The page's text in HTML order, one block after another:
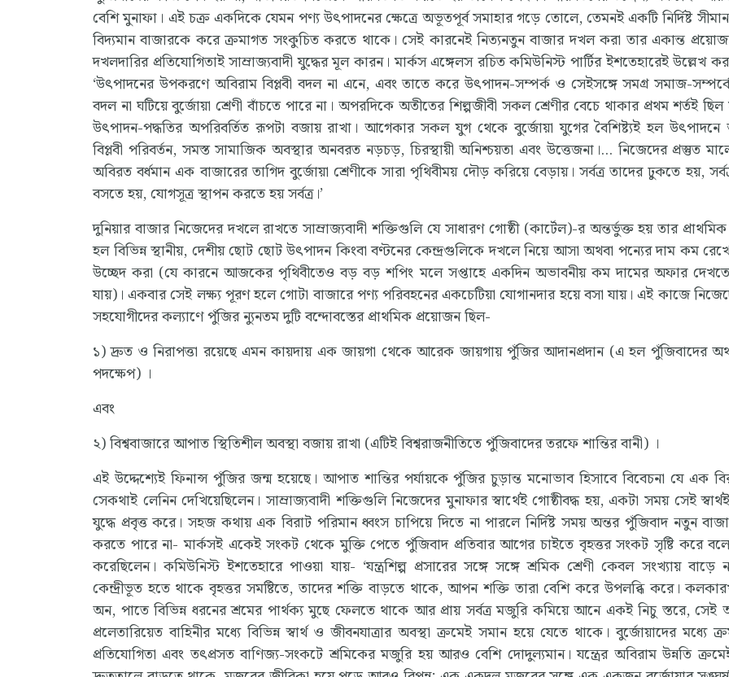
বেশি মুনাফা। এই চক্র একদিকে যেমন পণ্য উৎপাদনের ক্ষেত্রে অভূতপূর্ব সমাহার গড়ে তোলে, তেমনই একটি নির্দিষ্ট
বিদ্যমান বাজারকে করে ক্রমাগত সংকুচিত করতে থাকে। সেই কারনেই নিত্যনতুন বাজার দখল করা তার একান্ত
দখলদারির প্রতিযোগিতাই সাম্রাজ্যবাদী যুদ্ধের মূল কারন। মার্কস এঙ্গেলস রচিত কমিউনিস্ট পার্টির ইশতেহারেই উল্লেখ
‘উৎপাদনের উপকরণে অবিরাম বিপ্লবী বদল না এনে, এবং তাতে করে উৎপাদন-সম্পর্ক ও সেইসঙ্গে সমগ্র সমাজ-সম্পর্কে
বদল না ঘটিয়ে বুর্জোয়া শ্ৰেণী বাঁচতে পারে না। অপরদিকে অতীতের শিল্পজীবী সকল শ্রেণীর বেচে থাকার প্রথম শর্তই
উৎপাদন-পদ্ধতির অপরিবর্তিত রূপটা বজায় রাখা। আগেকার সকল যুগ থেকে বুর্জোয়া যুগের বৈশিষ্ট্যই হল উৎপাদনে
বিপ্লবী পরিবর্তন, সমস্ত সামাজিক অবস্থার অনবরত নড়চড়, চিরস্থায়ী অনিশ্চয়তা এবং উত্তেজনা।... নিজেদের প্রস্তুত
অবিরত বর্ধমান এক বাজারের তাগিদ বুর্জোয়া শ্রেণীকে সারা পৃথিবীময় দৌড় করিয়ে বেড়ায়। সর্বত্র তাদের ঢুকতে হয়,
বসতে হয়, যোগসূত্র স্থাপন করতে হয় সর্বত্র।’
দুনিয়ার বাজার নিজেদের দখলে রাখতে সাম্রাজ্যবাদী শক্তিগুলি যে সাধারণ গোষ্ঠী (কার্টেল)-র অন্তর্ভুক্ত হয় তার
হল বিভিন্ন স্থানীয়, দেশীয় ছোট ছোট উৎপাদন কিংবা বণ্টনের কেন্দ্রগুলিকে দখলে নিয়ে আসা অথবা পন্যের দাম কম
উচ্ছেদ করা (যে কারনে আজকের পৃথিবীতেও বড় বড় শপিং মলে সপ্তাহে একদিন অভাবনীয় কম দামের অফার
যায়)। একবার সেই লক্ষ্য পূরণ হলে গোটা বাজারে পণ্য পরিবহনের একচেটিয়া যোগানদার হয়ে বসা যায়। এই কাজে
সহযোগীদের কল্যাণে পুঁজির ন্যুনতম দুটি বন্দোবস্তের প্রাথমিক প্রয়োজন ছিল-
১) দ্রুত ও নিরাপত্তা রয়েছে এমন কায়দায় এক জায়গা থেকে আরেক জায়গায় পুঁজির আদানপ্রদান (এ হল পুঁজিবাদের
পদক্ষেপ) ।
এবং
২) বিশ্ববাজারে আপাত স্থিতিশীল অবস্থা বজায় রাখা (এটিই বিশ্বরাজনীতিতে পুঁজিবাদের তরফে শান্তির বানী) ।
এই উদ্দেশ্যেই ফিনান্স পুঁজির জন্ম হয়েছে। আপাত শান্তির পর্যায়কে পুঁজির চুড়ান্ত মনোভাব হিসাবে বিবেচনা যে এক
সেকথাই লেনিন দেখিয়েছিলেন। সাম্রাজ্যবাদী শক্তিগুলি নিজেদের মুনাফার স্বার্থেই গোষ্ঠীবদ্ধ হয়, একটা সময় সেই
যুদ্ধে প্রবৃত্ত করে। সহজ কথায় এক বিরাট পরিমান ধ্বংস চাপিয়ে দিতে না পারলে নির্দিষ্ট সময় অন্তর পুঁজিবাদ নতুন
করতে পারে না- মার্কসই একেই সংকট থেকে মুক্তি পেতে পুঁজিবাদ প্রতিবার আগের চাইতে বৃহত্তর সংকট সৃষ্টি করে
করেছিলেন। কমিউনিস্ট ইশতেহারে পাওয়া যায়- ‘যন্ত্রশিল্প প্রসারের সঙ্গে সঙ্গে শ্রমিক শ্রেণী কেবল সংখ্যায় বাড়ে
কেন্দ্রীভূত হতে থাকে বৃহত্তর সমষ্টিতে, তাদের শক্তি বাড়তে থাকে, আপন শক্তি তারা বেশি করে উপলব্ধি করে।
অন, পাতে বিভিন্ন ধরনের শ্রমের পার্থক্য মুছে ফেলতে থাকে আর প্রায় সর্বত্র মজুরি কমিয়ে আনে একই নিচু স্তরে, সেই
প্রলেতারিয়েত বাহিনীর মধ্যে বিভিন্ন স্বার্থ ও জীবনযাত্রার অবস্থা ক্রমেই সমান হয়ে যেতে থাকে। বুর্জোয়াদের মধ্যে
প্রতিযোগিতা এবং তৎপ্রসত বাণিজ্য-সংকটে শ্রমিকের মজুরি হয় আরও বেশি দোদুল্যমান। যন্ত্রের অবিরাম উন্নতি